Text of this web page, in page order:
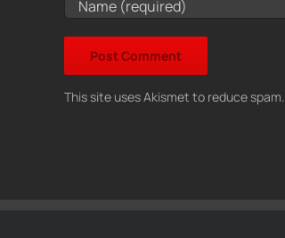
This site uses Akismet to reduce spam.